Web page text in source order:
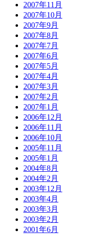
2007年11月
2007年10月
2007年9月
2007年8月
2007年7月
2007年6月
2007年5月
2007年4月
2007年3月
2007年2月
2007年1月
2006年12月
2006年11月
2006年10月
2005年11月
2005年1月
2004年8月
2004年2月
2003年12月
2003年4月
2003年3月
2003年2月
2001年6月